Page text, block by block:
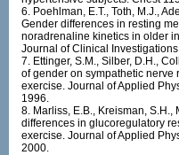
6. Poehlman, E.T., Toth, M.J.,
Gender differences in resting
noradrenaline kinetics in older
Journal of Clinical
7. Ettinger, S.M., Silber, D.H.,
of gender on sympathetic nerve
exercise. Journal of Applied
1996.
8. Marliss, E.B., Kreisman, S.H.,
differences in glucoregulatory
exercise. Journal of Applied
2000.